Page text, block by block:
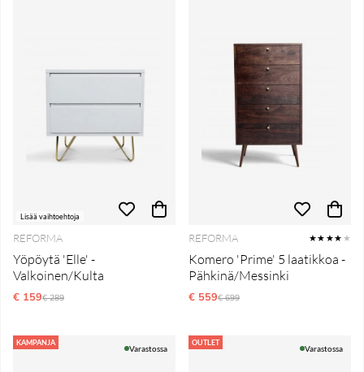
Lisää vaihtoehtoja
REFORMA
Yöpöytä 'Elle' -
Valkoinen/Kulta
€ 159Normaali hinta
€ 289
REFORMA ★★★★ ★
Komero 'Prime' 5 laatikkoa -
Pähkinä/Messinki
€ 559Normaali hinta
€ 699
KAMPANJA
Varastossa
OUTLET
Varastossa